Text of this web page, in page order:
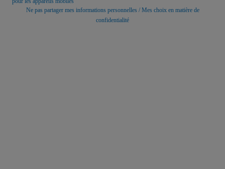
Ne pas partager mes informations personnelles / Mes choix en matière de
confidentialité